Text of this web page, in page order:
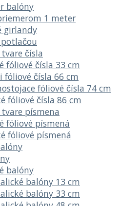
balóny
1 meter
girlandy
čísla
fóliové čísla 33 cm
fóliové čísla 66 cm
fóliové čísla 74 cm
fóliové čísla 86 cm
písmena
fóliové písmená
fóliové písmená
balóny
balóny 13 cm
balóny 33 cm